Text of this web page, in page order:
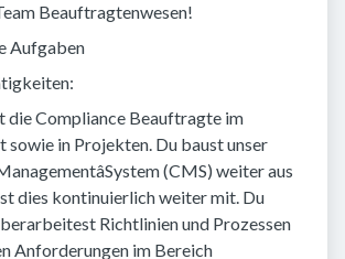
Beauftragtenwesen!
Aufgaben
die Compliance Beauftragte im
sowie in Projekten. Du baust unser
(CMS) weiter aus
dies kontinuierlich weiter mit. Du
Richtlinien und Prozessen
Anforderungen im Bereich